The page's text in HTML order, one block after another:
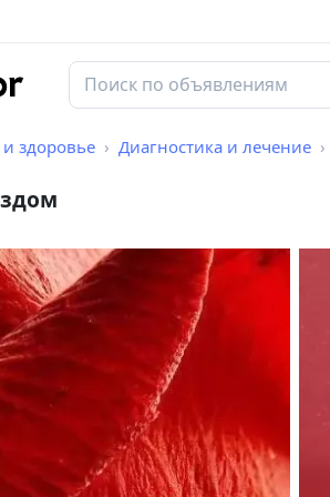
и здоровье Диагностика и лечение